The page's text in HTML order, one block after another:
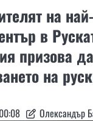
на
в
призова
на
Олександър